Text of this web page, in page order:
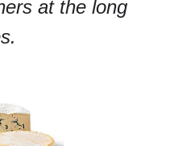
at the long